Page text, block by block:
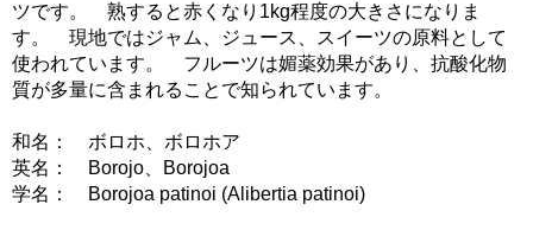
ツです。 熟すると赤くなり1kg程度の大きさになりま
す。 現地ではジャム、ジュース、スイーツの原料として
使われています。 フルーツは媚薬効果があり、抗酸化物
質が多量に含まれることで知られています。
和名： ボロホ、ボロホア
英名： Borojo、Borojoa
学名： Borojoa patinoi (Alibertia patinoi)